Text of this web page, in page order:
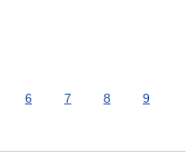
6 7 8
9